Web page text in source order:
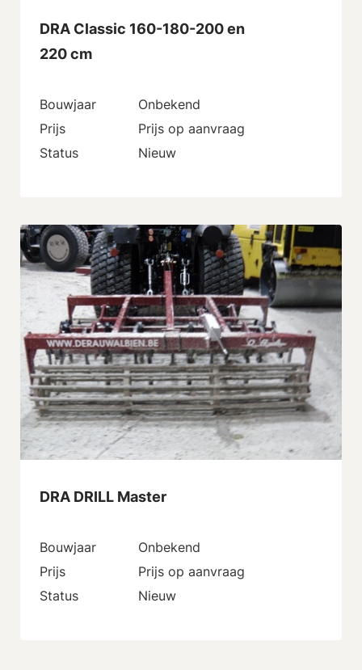
DRA Classic 160-180-200 en
220 cm
Bouwjaar
Onbekend
Prijs
Prijs op aanvraag
Status
Nieuw
DRA DRILL Master
Bouwjaar
Onbekend
Prijs
Prijs op aanvraag
Status
Nieuw